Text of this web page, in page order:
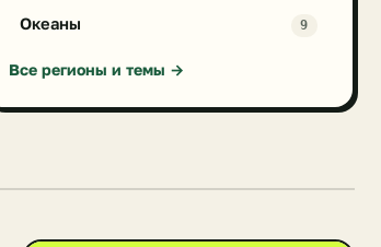
Океаны 9
Все регионы и темы →